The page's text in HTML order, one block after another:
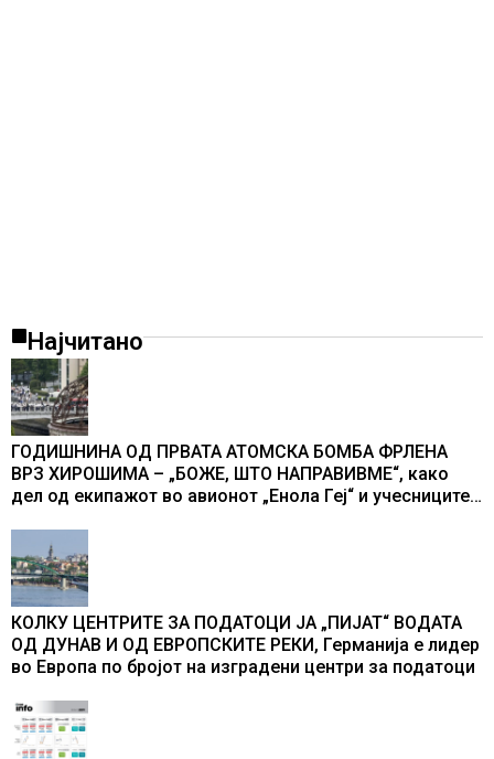
Најчитано
ГОДИШНИНА ОД ПРВАТА АТОМСКА БОМБА ФРЛЕНА
ВРЗ ХИРОШИМА – „БОЖЕ, ШТО НАПРАВИВМЕ“, како
дел од екипажот во авионот „Енола Геј“ и учесниците
промени текот на историјата
КОЛКУ ЦЕНТРИТЕ ЗА ПОДАТОЦИ ЈА „ПИЈАТ“ ВОДАТА
ОД ДУНАВ И ОД ЕВРОПСКИТЕ РЕКИ, Германија е лидер
во Европа по бројот на изградени центри за податоци